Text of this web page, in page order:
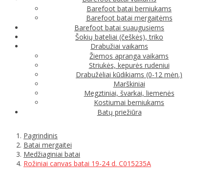
Barefoot batai berniukams
Barefoot batai mergaitėms
Barefoot batai suaugusiems
Šokių bateliai (češkės), triko
Drabužiai vaikams
Žiemos apranga vaikams
Striukės, kepurės rudeniui
Drabužėliai kūdikiams (0-12 mėn.)
Marškiniai
Megztiniai, švarkai, liemenės
Kostiumai berniukams
Batų priežiūra
Pagrindinis
Batai mergaitei
Medžiaginiai batai
Rožiniai canvas batai 19-24 d. C015235A